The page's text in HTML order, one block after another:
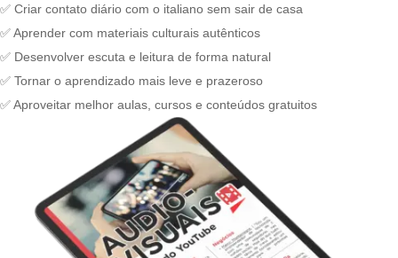
✅ Criar contato diário com o italiano sem sair de casa
✅ Aprender com materiais culturais autênticos
✅ Desenvolver escuta e leitura de forma natural
✅ Tornar o aprendizado mais leve e prazeroso
✅ Aproveitar melhor aulas, cursos e conteúdos gratuitos